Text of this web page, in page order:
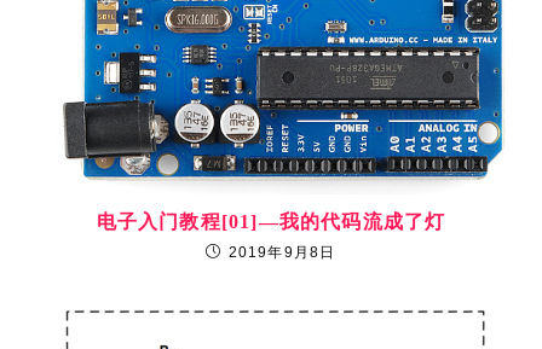
username
comment
your
email
address
comment
Enter
在此浏览器中保存我的显示名称、邮箱地址和网站地址，以便下